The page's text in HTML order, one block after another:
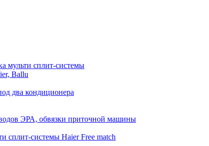
мульти сплит-системы
Ballu
два кондиционера
ЭРА, обвязки приточной машины
сплит-системы Haier Free match